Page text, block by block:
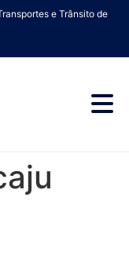
e Trânsito de